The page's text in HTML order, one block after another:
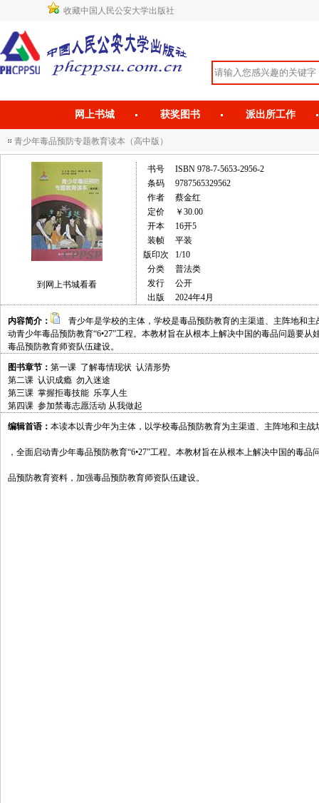
收藏中国人民公安大学出版社
网上书城 获奖图书 派出所工作
青少年毒品预防专题教育读本（高中版）
到网上书城看看
书号
ISBN 978-7-5653-2956-2
条码
9787565329562
作者
蔡金红
定价
￥30.00
开本
16开5
装帧
平装
版印次
1/10
分类
普法类
发行
公开
出版
2024年4月
内容简介：
青少年是学校的主体，学校是毒品预防教育的主渠道、主阵地和主
动青少年毒品预防教育“6•27”工程。本教材旨在从根本上解决中国的毒品问题要
毒品预防教育师资队伍建设。
图书章节： 第一课 了解毒情现状 认清形势
第二课 认识成瘾 勿入迷途
第三课 掌握拒毒技能 乐享人生
第四课 参加禁毒志愿活动 从我做起
编辑首语： 本读本以青少年为主体，以学校毒品预防教育为主渠道、主阵地和主战
，全面启动青少年毒品预防教育“6•27”工程。本教材旨在从根本上解决中国的毒
品预防教育资料，加强毒品预防教育师资队伍建设。